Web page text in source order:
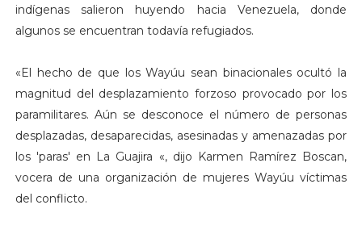
indígenas salieron huyendo hacia Venezuela, donde
algunos se encuentran todavía refugiados.
«El hecho de que los Wayúu sean binacionales ocultó la
magnitud del desplazamiento forzoso provocado por los
paramilitares. Aún se desconoce el número de personas
desplazadas, desaparecidas, asesinadas y amenazadas por
los 'paras' en La Guajira «, dijo Karmen Ramírez Boscan,
vocera de una organización de mujeres Wayúu víctimas
del conflicto.